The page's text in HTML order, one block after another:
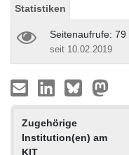
Statistiken
Seitenaufrufe: 79
seit 10.02.2019
Zugehörige
Institution(en) am
KIT